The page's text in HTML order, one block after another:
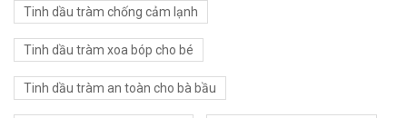
Tinh dầu tràm chống cảm lạnh
Tinh dầu tràm xoa bóp cho bé
Tinh dầu tràm an toàn cho bà bầu